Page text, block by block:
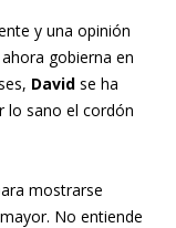
y una opinión
gobierna en
David se ha
lo sano el cordón
mostrarse
No entiende